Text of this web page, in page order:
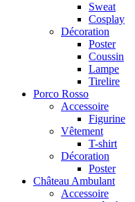
Sweat
Cosplay
Décoration
Poster
Coussin
Lampe
Tirelire
Porco Rosso
Accessoire
Figurine
Vêtement
T-shirt
Décoration
Poster
Château Ambulant
Accessoire